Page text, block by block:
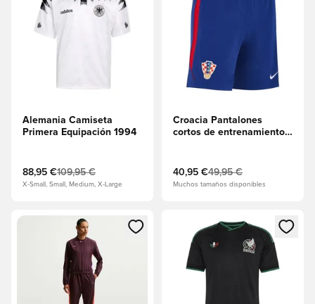
Alemania Camiseta
Primera Equipación 1994
88,95 €109,95 €
X-Small, Small, Medium, X-Large
Croacia Pantalones
cortos de entrenamiento
40,95 €49,95 €
Muchos tamaños disponibles
Abre un modal para iniciar sesión o registrarse como
Abre un modal para iniciar